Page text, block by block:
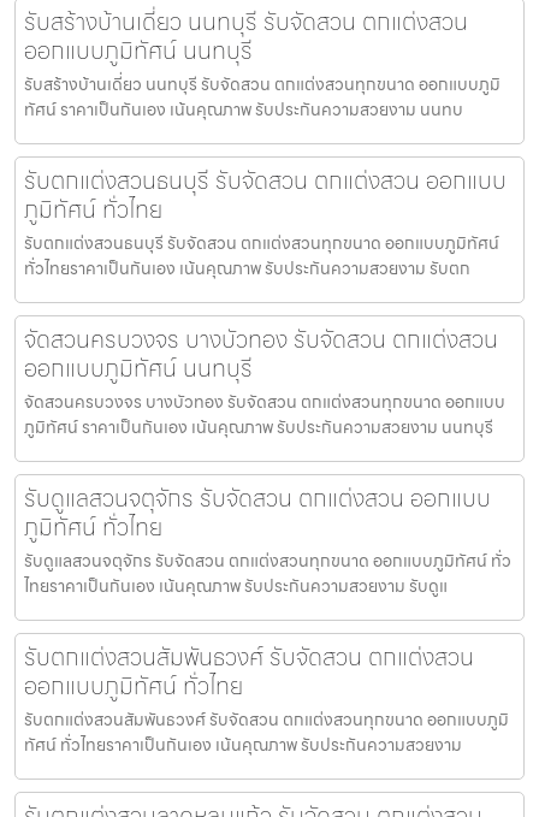
รับสร้างบ้านเดี่ยว นนทบุรี รับจัดสวน ตกแต่งสวน
ออกแบบภูมิทัศน์ นนทบุรี
รับสร้างบ้านเดี่ยว นนทบุรี รับจัดสวน ตกแต่งสวนทุกขนาด ออกแบบภูมิ
ทัศน์ ราคาเป็นกันเอง เน้นคุณภาพ รับประกันความสวยงาม นนทบ
รับตกแต่งสวนธนบุรี รับจัดสวน ตกแต่งสวน ออกแบบ
ภูมิทัศน์ ทั่วไทย
รับตกแต่งสวนธนบุรี รับจัดสวน ตกแต่งสวนทุกขนาด ออกแบบภูมิทัศน์
ทั่วไทยราคาเป็นกันเอง เน้นคุณภาพ รับประกันความสวยงาม รับตก
จัดสวนครบวงจร บางบัวทอง รับจัดสวน ตกแต่งสวน
ออกแบบภูมิทัศน์ นนทบุรี
จัดสวนครบวงจร บางบัวทอง รับจัดสวน ตกแต่งสวนทุกขนาด ออกแบบ
ภูมิทัศน์ ราคาเป็นกันเอง เน้นคุณภาพ รับประกันความสวยงาม นนทบุรี
รับดูแลสวนจตุจักร รับจัดสวน ตกแต่งสวน ออกแบบ
ภูมิทัศน์ ทั่วไทย
รับดูแลสวนจตุจักร รับจัดสวน ตกแต่งสวนทุกขนาด ออกแบบภูมิทัศน์ ทั่ว
ไทยราคาเป็นกันเอง เน้นคุณภาพ รับประกันความสวยงาม รับดูแ
รับตกแต่งสวนสัมพันธวงศ์ รับจัดสวน ตกแต่งสวน
ออกแบบภูมิทัศน์ ทั่วไทย
รับตกแต่งสวนสัมพันธวงศ์ รับจัดสวน ตกแต่งสวนทุกขนาด ออกแบบภูมิ
ทัศน์ ทั่วไทยราคาเป็นกันเอง เน้นคุณภาพ รับประกันความสวยงาม